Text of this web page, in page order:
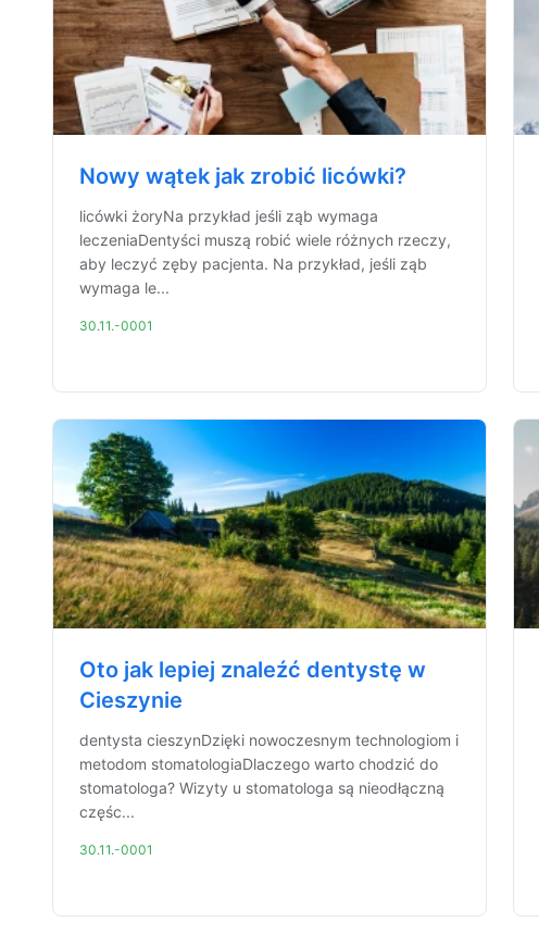
Nowy wątek jak zrobić licówki?
licówki żoryNa przykład jeśli ząb wymaga
leczeniaDentyści muszą robić wiele różnych rzeczy,
aby leczyć zęby pacjenta. Na przykład, jeśli ząb
wymaga le...
30.11.-0001
Oto jak lepiej znaleźć dentystę w
Cieszynie
dentysta cieszynDzięki nowoczesnym technologiom i
metodom stomatologiaDlaczego warto chodzić do
stomatologa? Wizyty u stomatologa są nieodłączną
częśc...
30.11.-0001